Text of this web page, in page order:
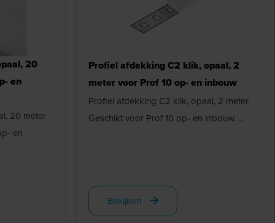
20
en
20 meter
en
Profiel afdekking C2 klik, opaal, 2
meter voor Prof 10 op- en inbouw
Profiel afdekking C2 klik, opaal, 2 meter.
Geschikt voor Prof 10 op- en inbouw. ...
Bekijken